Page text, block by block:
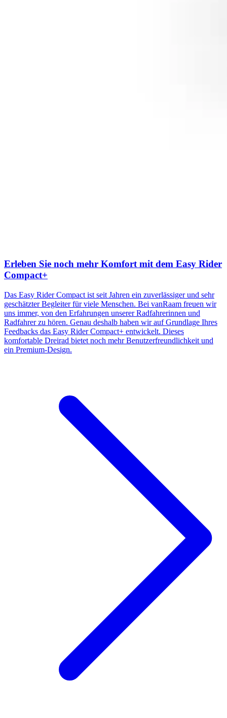
Erleben Sie noch mehr Komfort mit dem Easy Rider
Compact+
Das Easy Rider Compact ist seit Jahren ein zuverlässiger und sehr
geschätzter Begleiter für viele Menschen. Bei vanRaam freuen wir
uns immer, von den Erfahrungen unserer Radfahrerinnen und
Radfahrer zu hören. Genau deshalb haben wir auf Grundlage Ihres
Feedbacks das Easy Rider Compact+ entwickelt. Dieses
komfortable Dreirad bietet noch mehr Benutzerfreundlichkeit und
ein Premium-Design.